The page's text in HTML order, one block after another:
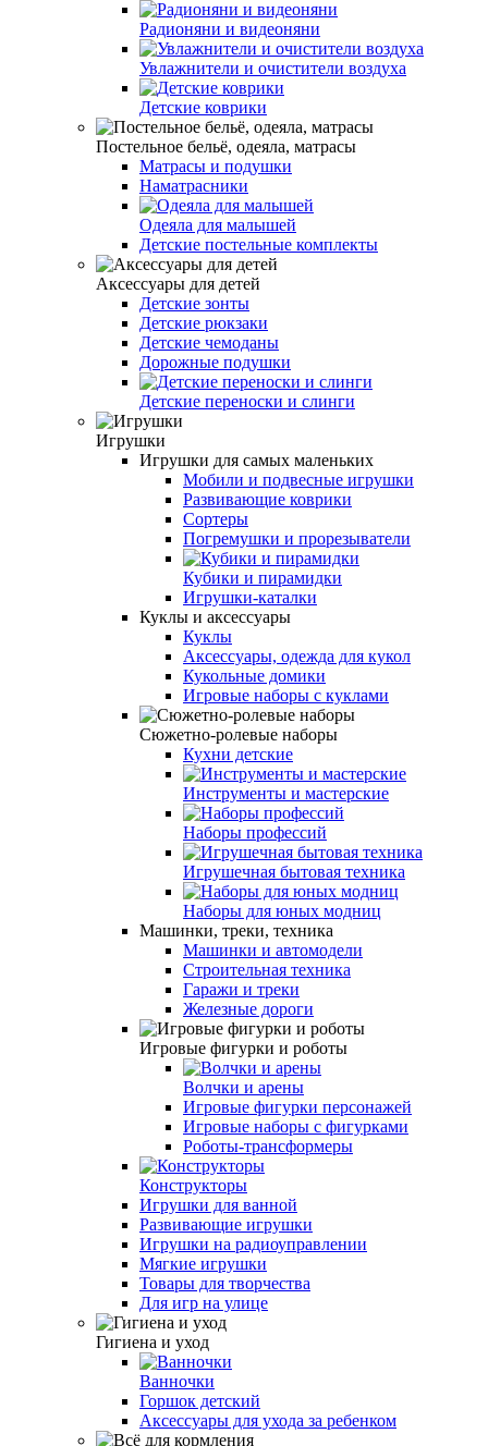
Радионяни и видеоняни
Увлажнители и очистители воздуха
Детские коврики
Постельное бельё, одеяла, матрасы
Матрасы и подушки
Наматрасники
Одеяла для малышей
Детские постельные комплекты
Аксессуары для детей
Детские зонты
Детские рюкзаки
Детские чемоданы
Дорожные подушки
Детские переноски и слинги
Игрушки
Игрушки для самых маленьких
Мобили и подвесные игрушки
Развивающие коврики
Сортеры
Погремушки и прорезыватели
Кубики и пирамидки
Игрушки-каталки
Куклы и аксессуары
Куклы
Аксессуары, одежда для кукол
Кукольные домики
Игровые наборы с куклами
Сюжетно-ролевые наборы
Кухни детские
Инструменты и мастерские
Наборы профессий
Игрушечная бытовая техника
Наборы для юных модниц
Машинки, треки, техника
Машинки и автомодели
Строительная техника
Гаражи и треки
Железные дороги
Игровые фигурки и роботы
Волчки и арены
Игровые фигурки персонажей
Игровые наборы с фигурками
Роботы-трансформеры
Конструкторы
Игрушки для ванной
Развивающие игрушки
Игрушки на радиоуправлении
Мягкие игрушки
Товары для творчества
Для игр на улице
Гигиена и уход
Ванночки
Горшок детский
Аксессуары для ухода за ребенком